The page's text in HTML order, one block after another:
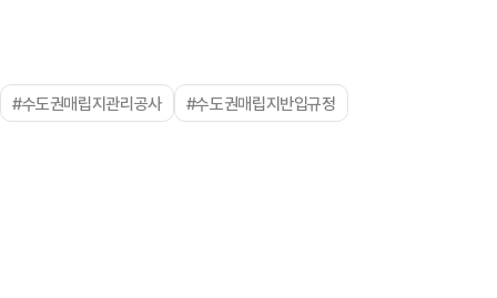
#수도권매립지관리공사 #수도권매립지반입규정